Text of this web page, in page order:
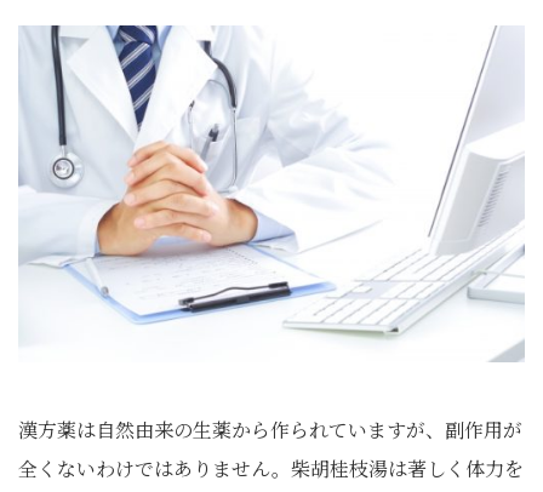
漢方薬は自然由来の生薬から作られていますが、副作用が
全くないわけではありません。柴胡桂枝湯は著しく体力を